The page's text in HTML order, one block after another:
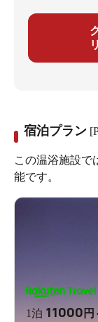
宿泊プラン
この温浴施設で
能です。
1泊 11000 円